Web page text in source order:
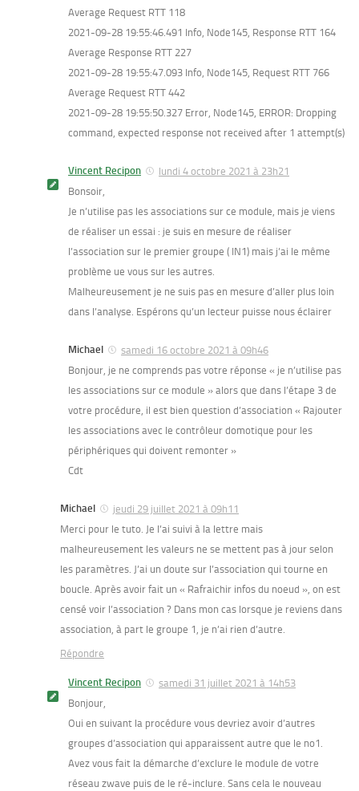
Average Request RTT 118
2021-09-28 19:55:46.491 Info, Node145, Response RTT 164
Average Response RTT 227
2021-09-28 19:55:47.093 Info, Node145, Request RTT 766
Average Request RTT 442
2021-09-28 19:55:50.327 Error, Node145, ERROR: Dropping
command, expected response not received after 1 attempt(s)
Vincent Recipon
lundi 4 octobre 2021 à 23h21
Bonsoir,
Je n’utilise pas les associations sur ce module, mais je viens
de réaliser un essai : je suis en mesure de réaliser
l’association sur le premier groupe ( IN1) mais j’ai le même
problème ue vous sur les autres.
Malheureusement je ne suis pas en mesure d’aller plus loin
dans l’analyse. Espérons qu’un lecteur puisse nous éclairer
Michael
samedi 16 octobre 2021 à 09h46
Bonjour, je ne comprends pas votre réponse « je n’utilise pas
les associations sur ce module » alors que dans l’étape 3 de
votre procédure, il est bien question d’association « Rajouter
les associations avec le contrôleur domotique pour les
périphériques qui doivent remonter »
Cdt
Michael
jeudi 29 juillet 2021 à 09h11
Merci pour le tuto. Je l’ai suivi à la lettre mais
malheureusement les valeurs ne se mettent pas à jour selon
les paramètres. J’ai un doute sur l’association qui tourne en
boucle. Après avoir fait un « Rafraichir infos du noeud », on est
censé voir l’association ? Dans mon cas lorsque je reviens dans
association, à part le groupe 1, je n’ai rien d’autre.
Répondre
Vincent Recipon
samedi 31 juillet 2021 à 14h53
Bonjour,
Oui en suivant la procédure vous devriez avoir d’autres
groupes d’association qui apparaissent autre que le no1.
Avez vous fait la démarche d’exclure le module de votre
réseau zwave puis de le ré-inclure. Sans cela le nouveau